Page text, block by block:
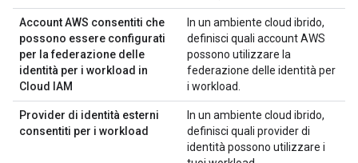
Account AWS consentiti che
possono essere configurati
per la federazione delle
identità per i workload in
Cloud IAM
In un ambiente cloud ibrido,
definisci quali account AWS
possono utilizzare la
federazione delle identità per
i workload.
Provider di identità esterni
consentiti per i workload
In un ambiente cloud ibrido,
definisci quali provider di
identità possono utilizzare i